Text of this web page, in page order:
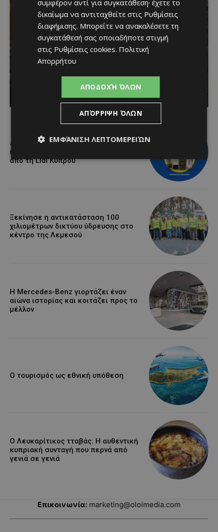
Αγροτικού Πολιτισμού
επιστρέφει στον
Πρωταρά με μουσική,
παραδοσιακές γεύσεις
και πλούσιο πρόγραμμα
Διεθνώς αναγνωρισμένα κρασιά στην
κορυφαία σχέση ποιότητας-τιμής
από τη Lidl Κύπρου
Ξεκίνησε η αντικατάσταση 100
χιλιομέτρων δικτύου ύδρευσης στο
κέντρο της Λεμεσού
Η Mercedes-Benz γιορτάζει έναν
αιώνα ιστορίας και κοιτάζει προς το
μέλλον
Ο τουρισμός ως εθνική υπόθεση
Ο Λευκαρίτικος τταβάς: Η αυθεντική
κυπριακή συνταγή που περνά από
γενιά σε γενιά
Επικοινωνία: marketing@oloimedia.com
συμφέρον αντί για συγκατάθεση· έχετε το
δικαίωμα να αντιταχθείτε στις Ρυθμίσεις
διαφήμισης. Μπορείτε να ανακαλέσετε τη
συγκατάθεσή σας οποιαδήποτε στιγμή
στις Ρυθμίσεις cookies. Πολιτική
Απορρήτου
ΑΠΟΔΟΧΉ ΌΛΩΝ
ΑΠΌΡΡΙΨΗ ΌΛΩΝ
ΕΜΦΆΝΙΣΗ ΛΕΠΤΟΜΕΡΕΙΏΝ